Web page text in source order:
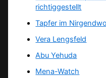
richtiggestellt
Tapfer im Nirgendwo
Vera Lengsfeld
Abu Yehuda
Mena-Watch